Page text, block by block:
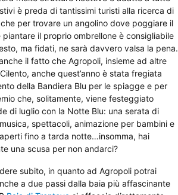
è preda di tantissimi turisti alla ricerca di
che per trovare un angolino dove poggiare il
il proprio ombrellone è consigliabile
ma fidati, ne sarà davvero valsa la pena.
il fatto che Agropoli, insieme ad altre
anche quest’anno è stata fregiata
della Bandiera Blu per le spiagge e per
che, solitamente, viene festeggiato
di luglio con la Notte Blu: una serata di
spettacoli, animazione per bambini e
fino a tarda notte…insomma, hai
una scusa per non andarci?
subito, in quanto ad Agropoli potrai
a due passi dalla baia più affascinante